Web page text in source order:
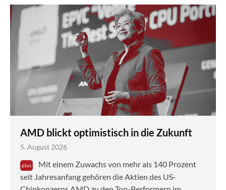
AMD blickt optimistisch in die Zukunft
5. August 2026
Mit einem Zuwachs von mehr als 140 Prozent
seit Jahresanfang gehören die Aktien des US-